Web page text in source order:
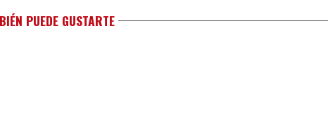
PUEDE GUSTARTE